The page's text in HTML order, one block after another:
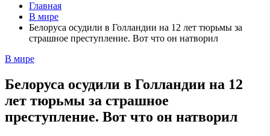
Главная
В мире
Белоруса осудили в Голландии на 12 лет тюрьмы за
страшное преступление. Вот что он натворил
В мире
Белоруса осудили в Голландии на 12
лет тюрьмы за страшное
преступление. Вот что он натворил